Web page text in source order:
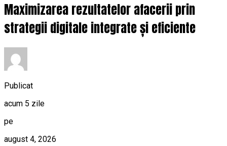
Maximizarea rezultatelor afacerii prin
strategii digitale integrate și eficiente
Publicat
acum 5 zile
pe
august 4, 2026